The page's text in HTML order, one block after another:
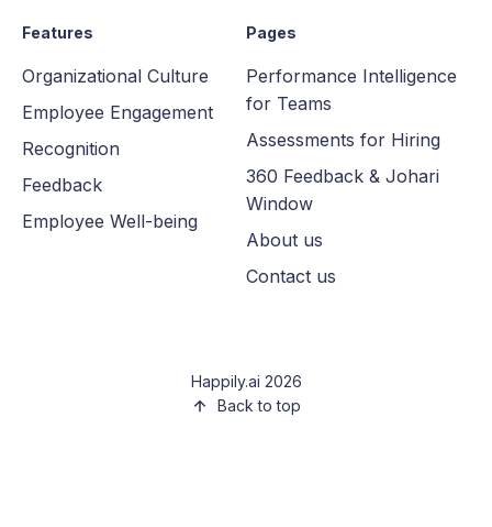
Features
Organizational Culture
Employee Engagement
Recognition
Feedback
Employee Well-being
Pages
Performance Intelligence
for Teams
Assessments for Hiring
360 Feedback & Johari
Window
About us
Contact us
Happily.ai 2026
Back to top